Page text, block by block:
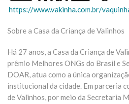
https://www.vakinha.com.br/
Sobre a Casa da Criança de Valinhos
Há 27 anos, a Casa da Criança de
prêmio Melhores ONGs do Brasil e
DOAR, atua como a única
institucional da cidade. Em parceria
de Valinhos, por meio da Secretaria